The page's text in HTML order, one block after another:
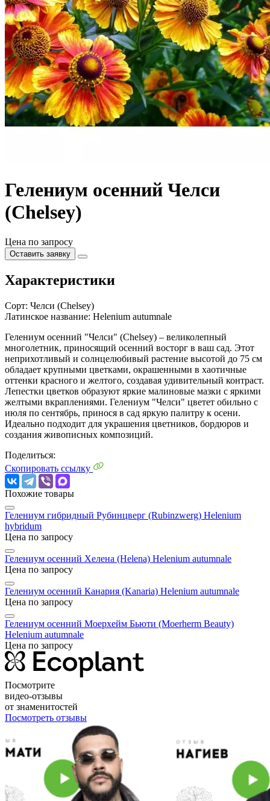
Гелениум осенний Челси
(Chelsey)
Цена по запросу
Оставить заявку
Характеристики
Сорт: Челси (Chelsey)
Латинское название: Helenium autumnale
Гелениум осенний "Челси" (Chelsey) – великолепный
многолетник, приносящий осенний восторг в ваш сад. Этот
неприхотливый и солнцелюбивый растение высотой до 75 см
обладает крупными цветками, окрашенными в хаотичные
оттенки красного и желтого, создавая удивительный контраст.
Лепестки цветков образуют яркие малиновые мазки с яркими
желтыми вкраплениями. Гелениум "Челси" цветет обильно с
июля по сентябрь, принося в сад яркую палитру к осени.
Идеально подходит для украшения цветников, бордюров и
создания живописных композиций.
Поделиться:
Скопировать ссылку
Похожие товары
Гелениум гибридный Рубинцверг (Rubinzwerg) Helenium
hybridum
Цена по запросу
Гелениум осенний Хелена (Helena) Helenium autumnale
Цена по запросу
Гелениум осенний Канария (Kanaria) Helenium autumnale
Цена по запросу
Гелениум осенний Моерхейм Бьюти (Moerherm Beauty)
Helenium autumnale
Цена по запросу
Посмотрите
видео-отзывы
от знаменитостей
Посмотреть отзывы